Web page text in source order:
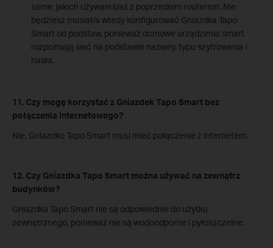
same, jakich używałeś/aś z poprzednim routerem. Nie
będziesz musiał/a wtedy konfigurować Gniazdka Tapo
Smart od podstaw, ponieważ domowe urządzenia smart
rozpoznają sieć na podstawie nazwey, typu szyfrowania i
hasła.
11. Czy mogę korzystać z Gniazdek Tapo Smart bez
połączenia internetowego?
Nie, Gniazdko Tapo Smart musi mieć połączenie z internetem.
12. Czy Gniazdka Tapo Smart można używać na zewnątrz
budynków?
Gniazdka Tapo Smart nie są odpowiednie do użytku
zewnętrznego, ponieważ nie są wodoodporne i pyłoszczelne.